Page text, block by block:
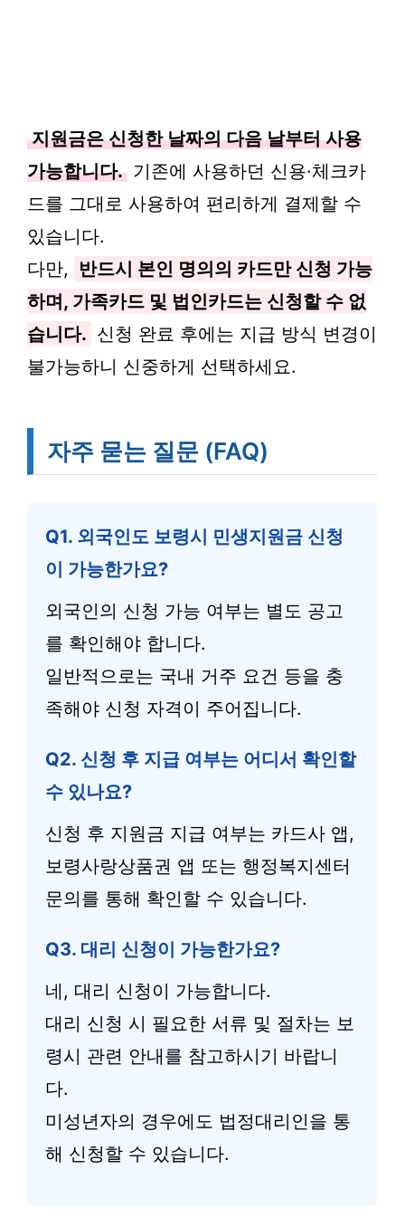
지원금은 신청한 날짜의 다음 날부터 사용
가능합니다. 기존에 사용하던 신용·체크카
드를 그대로 사용하여 편리하게 결제할 수
있습니다.
다만,
반드시 본인 명의의 카드만 신청 가능
하며, 가족카드 및 법인카드는 신청할 수 없
습니다. 신청 완료 후에는 지급 방식 변경이
불가능하니 신중하게 선택하세요.
자주 묻는 질문 (FAQ)
Q1. 외국인도 보령시 민생지원금 신청
이 가능한가요?
외국인의 신청 가능 여부는 별도 공고
를 확인해야 합니다.
일반적으로는 국내 거주 요건 등을 충
족해야 신청 자격이 주어집니다.
Q2. 신청 후 지급 여부는 어디서 확인할
수 있나요?
신청 후 지원금 지급 여부는 카드사 앱,
보령사랑상품권 앱 또는 행정복지센터
문의를 통해 확인할 수 있습니다.
Q3. 대리 신청이 가능한가요?
네, 대리 신청이 가능합니다.
대리 신청 시 필요한 서류 및 절차는 보
령시 관련 안내를 참고하시기 바랍니
다.
미성년자의 경우에도 법정대리인을 통
해 신청할 수 있습니다.